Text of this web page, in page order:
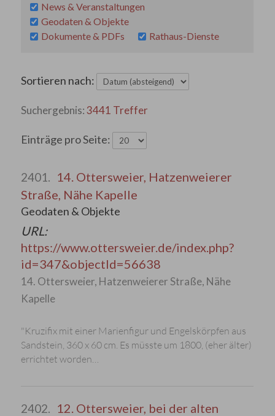
News & Veranstaltungen
Geodaten & Objekte
Dokumente & PDFs
Rathaus-Dienste
Sortieren nach:
3441 Treffer
Einträge pro Seite:
2401. 14. Ottersweier, Hatzenweierer
Straße, Nähe Kapelle
Geodaten & Objekte
URL:
https://www.ottersweier.de/index.php?
id=347&objectId=56638
14. Ottersweier, Hatzenweierer Straße, Nähe
Kapelle
"Kruzifix mit einer Marienfigur und Engelskörpfen aus
Sandstein, 360 x 60 cm. Es müsste um 1800, (eher älter)
errichtet worden…
2402. 12. Ottersweier, bei der alten